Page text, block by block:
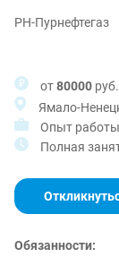
РН-Пурнефтегаз
от80000 руб.
Ямало-
Опыт
Полная
Обязанности: